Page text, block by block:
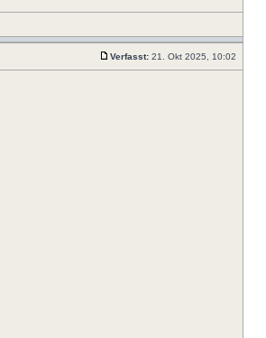
Verfasst: 21. Okt 2025, 10:02